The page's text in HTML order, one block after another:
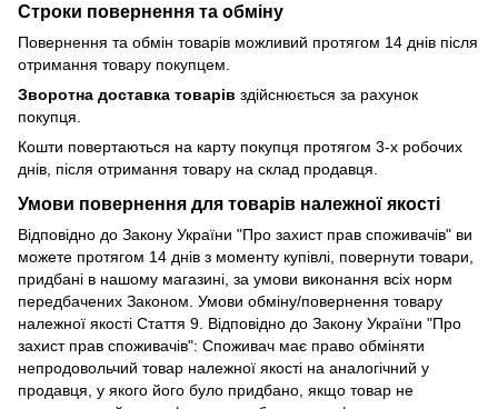
Строки повернення та обміну
Повернення та обмін товарів можливий протягом 14 днів після
отримання товару покупцем.
Зворотна доставка товарів здійснюється за рахунок
покупця.
Кошти повертаються на карту покупця протягом 3-х робочих
днів, після отримання товару на склад продавця.
Умови повернення для товарів належної якості
Відповідно до Закону України "Про захист прав споживачів" ви
можете протягом 14 днів з моменту купівлі, повернути товари,
придбані в нашому магазині, за умови виконання всіх норм
передбачених Законом. Умови обміну/повернення товару
належної якості Стаття 9. Відповідно до Закону України "Про
захист прав споживачів": Споживач має право обміняти
непродовольчий товар належної якості на аналогічний у
продавця, у якого його було придбано, якщо товар не